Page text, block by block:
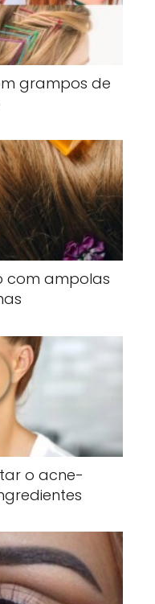
grampos de
com ampolas
o acne-